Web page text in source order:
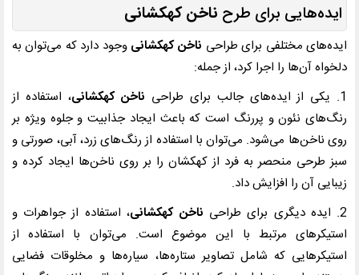
ایده‌هایی برای طرح ناخن کهکشانی
ایده‌های مختلفی برای طراحی ناخن کهکشانی وجود دارد که می‌توان به
دلخواه آن‌ها را اجرا کرد، از جمله:
1. یکی از ایده‌های جالب برای طراحی
ناخن کهکشانی، استفاده از
رنگ‌های نئون و پررنگ است که باعث ایجاد جذابیت و جلوه ویژه‌ بر
روی ناخن‌ها می‌شود. می‌توان با استفاده از رنگ‌های زرد، آبی، صورتی و
سبز طرحی منحصر به فرد از کهکشان را بر روی ناخن‌ها ایجاد کرده و
زیبایی آن را افزایش داد.
2. ایده دیگری برای طراحی
ناخن کهکشانی، استفاده از جواهرات و
استیکرهای مرتبط با این موضوع است. می‌توان با استفاده از
استیکرهایی که شامل تصاویر ستاره‌ها، سیاره‌ها و مخلوقات فضایی